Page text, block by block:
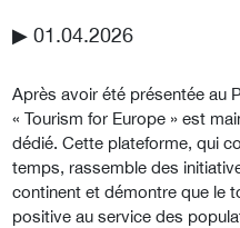
▶︎ 01.04.2026
Après avoir été présentée au
« Tourism for Europe » est
dédié. Cette plateforme, qui
temps, rassemble des
continent et démontre que le
positive au service des